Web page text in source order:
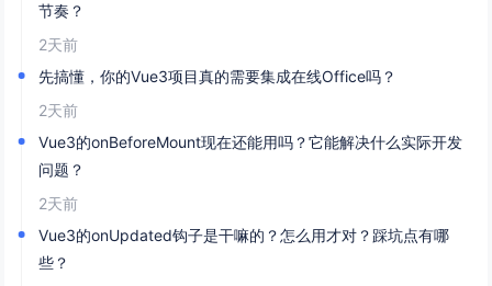
节奏？
2天前
先搞懂，你的Vue3项目真的需要集成在线Office吗？
2天前
Vue3的onBeforeMount现在还能用吗？它能解决什么实际开发
问题？
2天前
Vue3的onUpdated钩子是干嘛的？怎么用才对？踩坑点有哪
些？